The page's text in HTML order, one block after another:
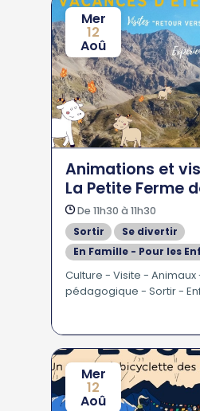
Mer
12
Aoû
Animations et
La Petite Ferme
De 11h30 à 11h30
Sortir
Se divertir
En Famille - Pour les
Culture - Visite - Animaux
pédagogique - Sortir -
Mer
12
Aoû